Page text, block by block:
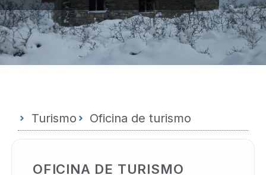
Turismo Oficina de turismo
OFICINA DE TURISMO